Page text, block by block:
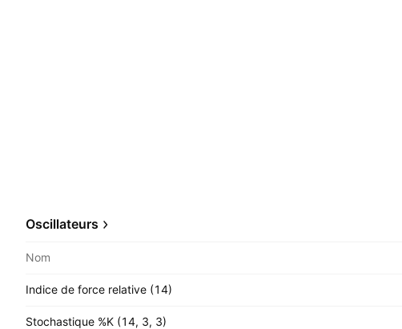
Oscillateurs
Nom
Indice de force relative (14)
Stochastique %K (14, 3, 3)